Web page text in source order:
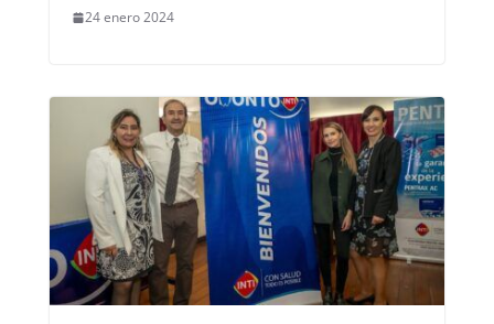
24 enero 2024